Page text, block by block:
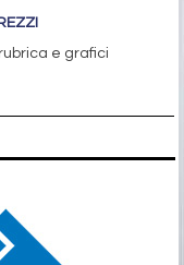
e grafici